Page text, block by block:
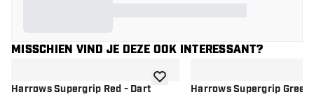
MISSCHIEN VIND JE DEZE OOK INTERESSANT?
Harrows Supergrip Red - Dart toevoegen aan verlanglijst
Harrows Supergrip Green